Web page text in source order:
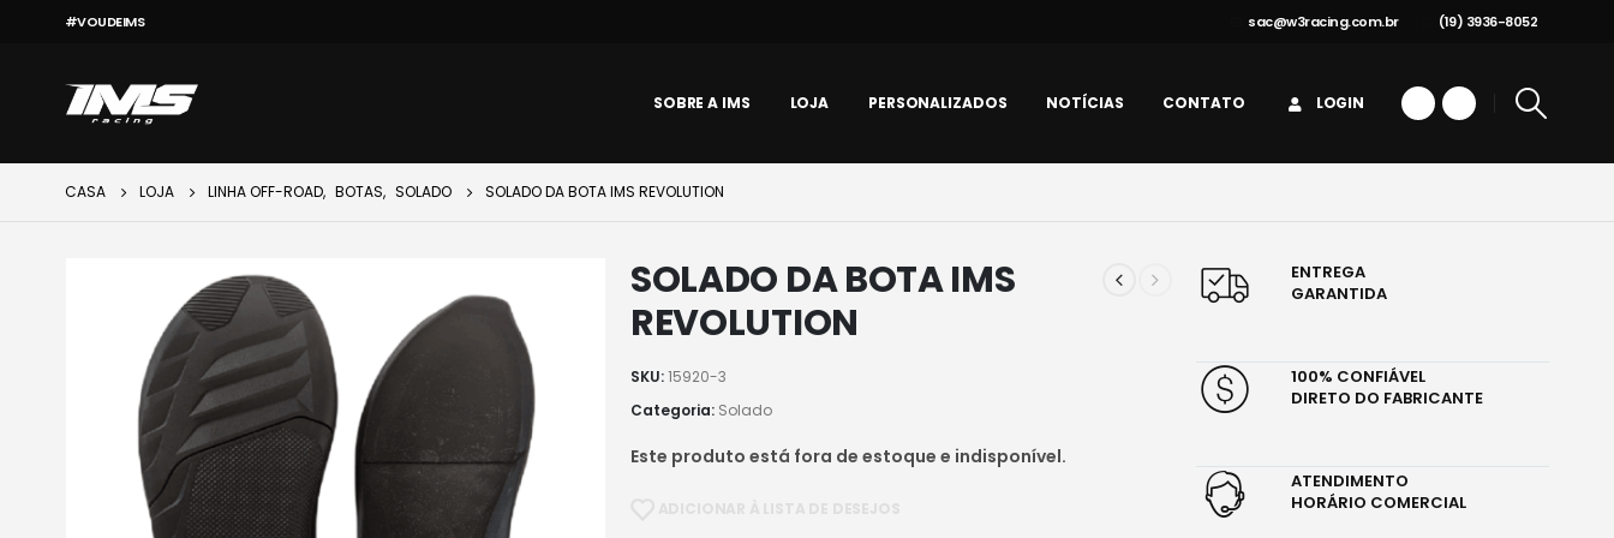
#VOUDEIMS sac@w3racing.com.br (19) 3936-8052
SOBRE A IMS LOJA PERSONALIZADOS NOTÍCIAS CONTATO LOGIN
CASA LOJA LINHA OFF-ROAD, BOTAS, SOLADO SOLADO DA BOTA IMS REVOLUTION
SOLADO DA BOTA IMS
REVOLUTION
SKU:15920-3
Categoria: Solado
Este produto está fora de estoque e indisponível.
ENTREGA
GARANTIDA
100% CONFIÁVEL
DIRETO DO FABRICANTE
ATENDIMENTO
HORÁRIO COMERCIAL